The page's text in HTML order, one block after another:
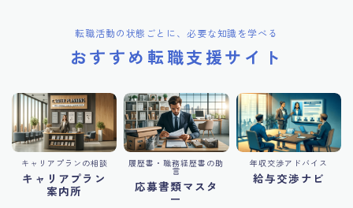
転職活動の状態ごとに、必要な知識を学べる
おすすめ転職支援サイト
キャリアプランの相談
キャリアプラン
案内所
履歴書・職務経歴書の助
言
応募書類マスタ
ー
年収交渉アドバイス
給与交渉ナビ